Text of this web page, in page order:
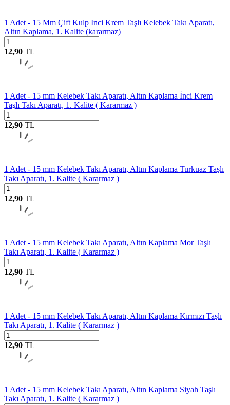
1 Adet - 15 Mm Çift Kulp Inci Krem Taşlı Kelebek Takı Aparatı,
Altın Kaplama, 1. Kalite (kararmaz)
12,90 TL
1 Adet - 15 mm Kelebek Takı Aparatı, Altın Kaplama İnci Krem
Taşlı Takı Aparatı, 1. Kalite ( Kararmaz )
12,90 TL
1 Adet - 15 mm Kelebek Takı Aparatı, Altın Kaplama Turkuaz Taşlı
Takı Aparatı, 1. Kalite ( Kararmaz )
12,90 TL
1 Adet - 15 mm Kelebek Takı Aparatı, Altın Kaplama Mor Taşlı
Takı Aparatı, 1. Kalite ( Kararmaz )
12,90 TL
1 Adet - 15 mm Kelebek Takı Aparatı, Altın Kaplama Kırmızı Taşlı
Takı Aparatı, 1. Kalite ( Kararmaz )
12,90 TL
1 Adet - 15 mm Kelebek Takı Aparatı, Altın Kaplama Siyah Taşlı
Takı Aparatı, 1. Kalite ( Kararmaz )